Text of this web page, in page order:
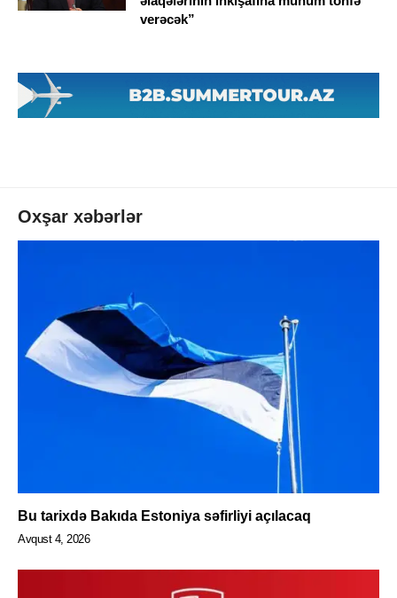
verəcək”
Oxşar xəbərlər
Bu tarixdə Bakıda Estoniya səfirliyi açılacaq
Avqust 4, 2026